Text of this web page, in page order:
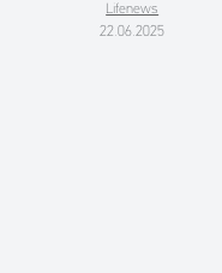
Lifenews
22.06.2025